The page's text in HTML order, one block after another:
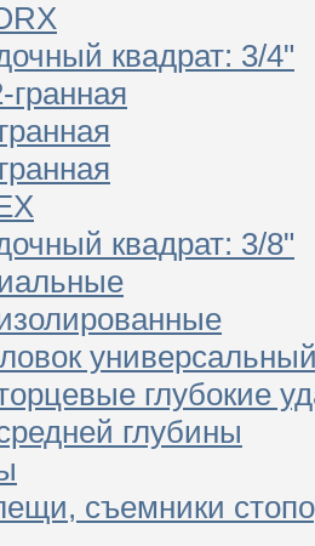
квадрат: 3/4"
гранная
квадрат: 3/8"
глубокие
глубины
съемники